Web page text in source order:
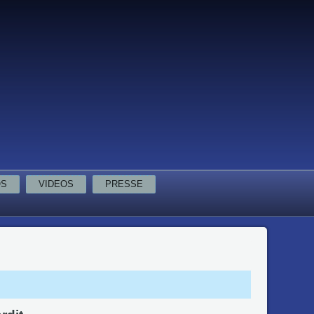
VIDEOS PRESSE